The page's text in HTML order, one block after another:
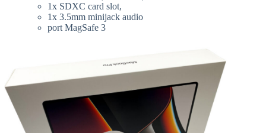
1x SDXC card slot,
1x 3.5mm minijack audio
port MagSafe 3